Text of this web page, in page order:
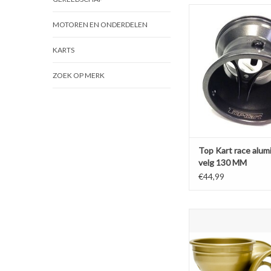
MOTOREN EN ONDERDELEN
KARTS
ZOEK OP MERK
MM
TOEVOEGEN AAN
Top Kart race
velg 130 MM
€44,99
TOEVOEGEN AAN